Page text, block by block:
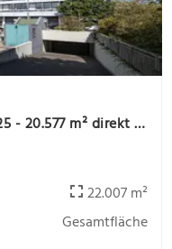
*PROVISIONSFREI* Hotel ca. 1.325 - 20.577 m² direkt am Westfalenpark zu vermieten!
22.007 m²
Gesamtfläche